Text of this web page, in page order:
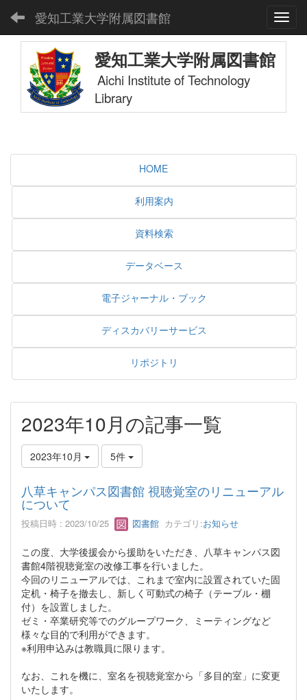
愛知工業大学附属図書館
愛知工業大学附属図書館
Aichi Institute of Technology
Library
HOME
利用案内
資料検索
データベース
電子ジャーナル・ブック
ディスカバリーサービス
リポジトリ
2023年10月の記事一覧
2023年10月 5件
八草キャンパス図書館 視聴覚室のリニューアル
について
投稿日時 : 2023/10/25 図書館 カテゴリ:お知らせ
この度、大学後援会から援助をいただき、八草キャンパス図
書館4階視聴覚室の改修工事を行いました。
今回のリニューアルでは、これまで室内に設置されていた固
定机・椅子を撤去し、新しく可動式の椅子（テーブル・棚
付）を設置しました。
ゼミ・卒業研究等でのグループワーク、ミーティングなど
様々な目的で利用ができます。
※利用申込みは教職員に限ります。
なお、これを機に、室名を視聴覚室から「多目的室」に変更
いたします。